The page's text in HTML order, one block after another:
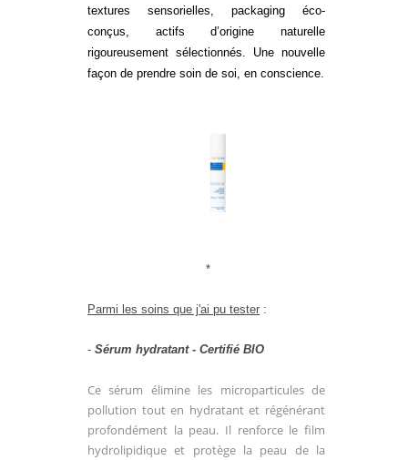
textures sensorielles, packaging éco-
conçus, actifs d’origine naturelle
rigoureusement sélectionnés. Une nouvelle
façon de prendre soin de soi, en conscience.
*
Parmi les soins que j'ai pu tester :
- Sérum hydratant - Certifié BIO
Ce sérum élimine les microparticules de
pollution tout en hydratant et régénérant
profondément la peau. Il renforce le film
hydrolipidique et protège la peau de la